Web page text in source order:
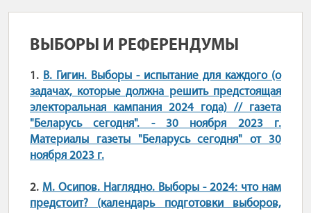
ВЫБОРЫ И РЕФЕРЕНДУМЫ
1. В. Гигин. Выборы - испытание для каждого (о
задачах, которые должна решить предстоящая
электоральная кампания 2024 года) // газета
"Беларусь сегодня". - 30 ноября 2023 г.
Материалы газеты "Беларусь сегодня" от 30
ноября 2023 г.
2. М. Осипов. Наглядно. Выборы - 2024: что нам
предстоит? (календарь подготовки выборов,